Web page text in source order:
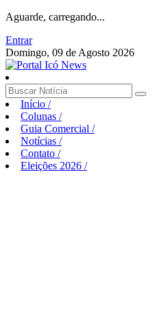
Aguarde, carregando...
Entrar
Domingo, 09 de Agosto 2026
Início /
Colunas /
Guia Comercial /
Notícias /
Contato /
Eleições 2026 /